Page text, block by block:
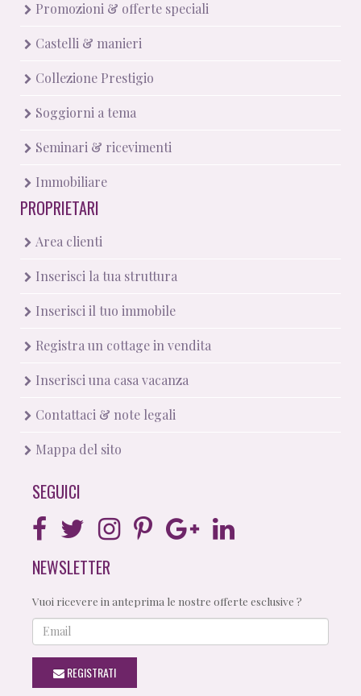
Promozioni & offerte speciali
Castelli & manieri
Collezione Prestigio
Soggiorni a tema
Seminari & ricevimenti
Immobiliare
PROPRIETARI
Area clienti
Inserisci la tua struttura
Inserisci il tuo immobile
Registra un cottage in vendita
Inserisci una casa vacanza
Contattaci & note legali
Mappa del sito
SEGUICI
NEWSLETTER
Vuoi ricevere in anteprima le nostre offerte esclusive ?
Email
REGISTRATI